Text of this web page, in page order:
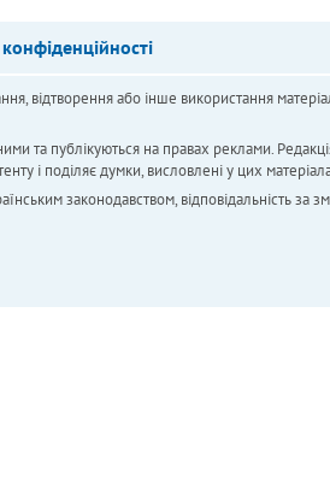
відтворення або інше використання
та публікуються на правах реклами.
і поділяє думки, висловлені у цих
законодавством, відповідальність за